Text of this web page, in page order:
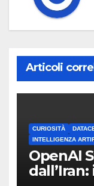
Articoli
CURIOSITÀ
INTELLIGENZA
OpenAI